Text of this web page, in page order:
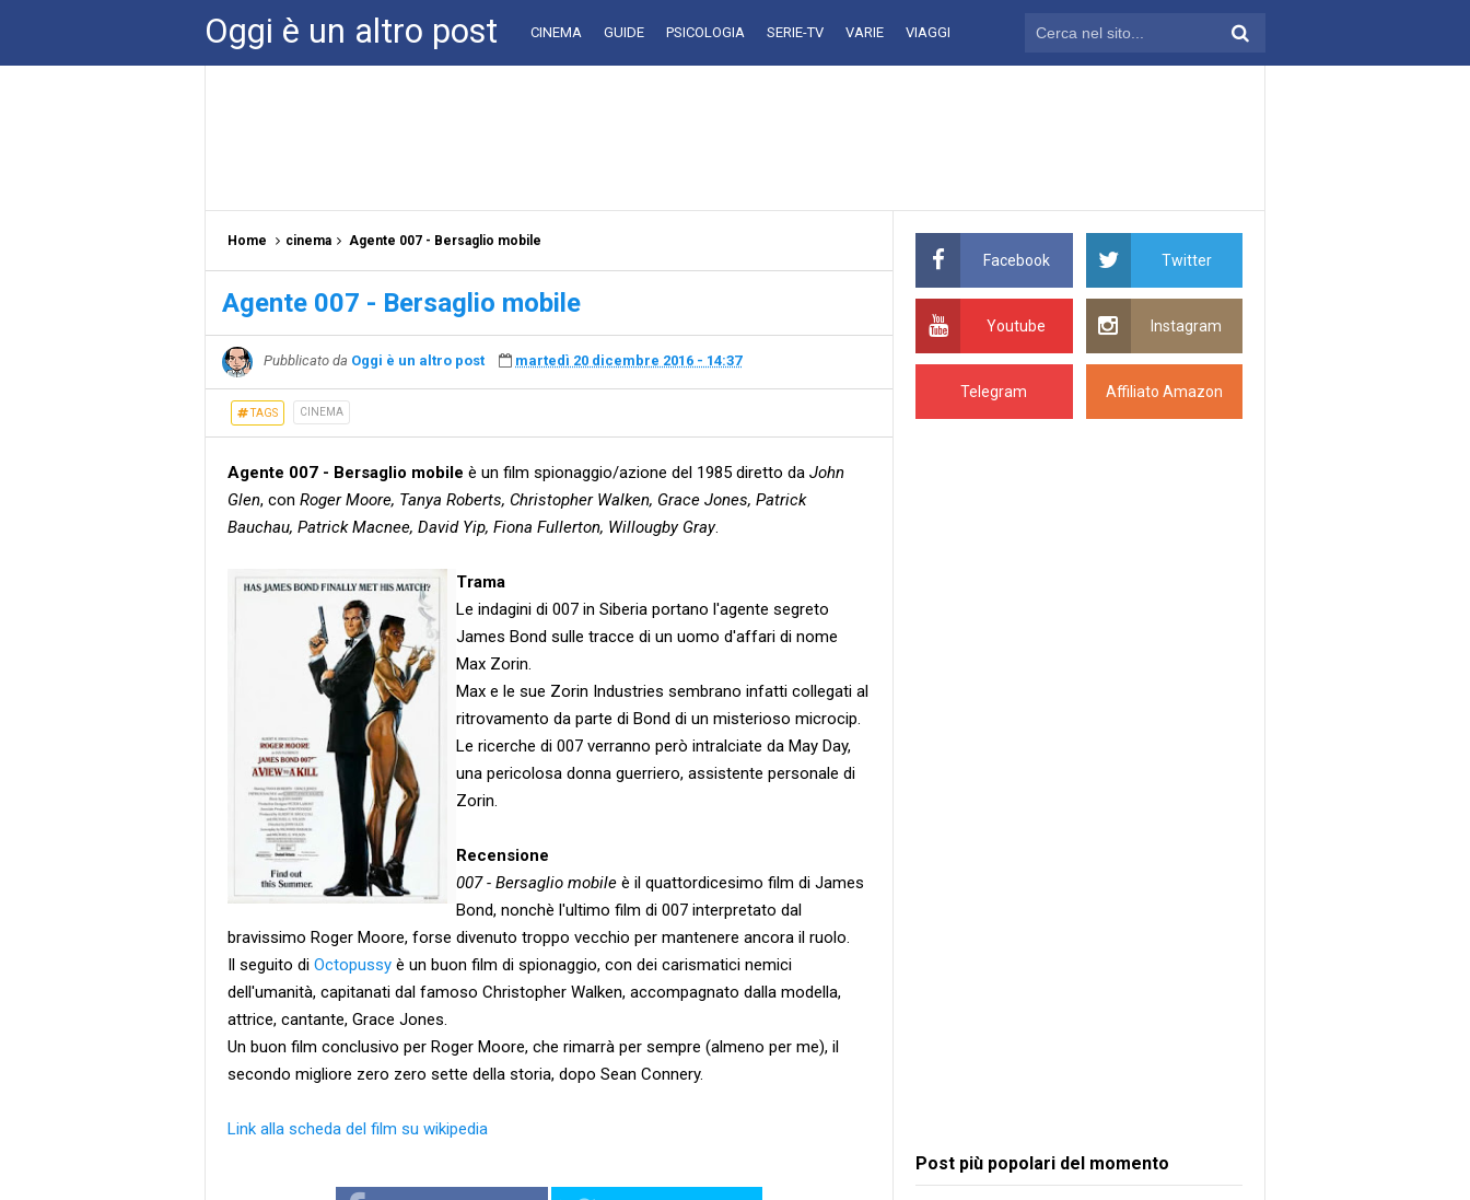
Oggi è un altro post CINEMA GUIDE PSICOLOGIA SERIE-TV VARIE VIAGGI
Home cinema Agente 007 - Bersaglio mobile
Agente 007 - Bersaglio mobile
Pubblicato da Oggi è un altro post martedì 20 dicembre 2016 - 14:37
TAGS CINEMA
Agente 007 - Bersaglio mobile è un film spionaggio/azione del 1985 diretto da John
Glen, con Roger Moore, Tanya Roberts, Christopher Walken, Grace Jones, Patrick
Bauchau, Patrick Macnee, David Yip, Fiona Fullerton, Willougby Gray.
Trama
Le indagini di 007 in Siberia portano l'agente segreto
James Bond sulle tracce di un uomo d'affari di nome
Max Zorin.
Max e le sue Zorin Industries sembrano infatti collegati al
ritrovamento da parte di Bond di un misterioso microcip.
Le ricerche di 007 verranno però intralciate da May Day,
una pericolosa donna guerriero, assistente personale di
Zorin.
Recensione
007 - Bersaglio mobile è il quattordicesimo film di James
Bond, nonchè l'ultimo film di 007 interpretato dal
bravissimo Roger Moore, forse divenuto troppo vecchio per mantenere ancora il ruolo.
Il seguito di Octopussy è un buon film di spionaggio, con dei carismatici nemici
dell'umanità, capitanati dal famoso Christopher Walken, accompagnato dalla modella,
attrice, cantante, Grace Jones.
Un buon film conclusivo per Roger Moore, che rimarrà per sempre (almeno per me), il
secondo migliore zero zero sette della storia, dopo Sean Connery.
Link alla scheda del film su wikipedia
Facebook Twitter
Youtube Instagram
Telegram Affiliato Amazon
Post più popolari del momento